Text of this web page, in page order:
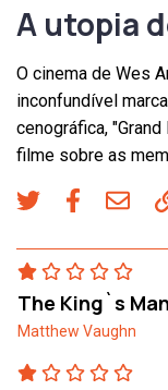
A utopia
O cinema de Wes
inconfundível
cenográfica,
filme sobre as
The King`s
Matthew Vaughn